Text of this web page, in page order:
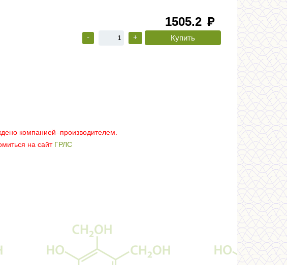
1505.2 руб
- +
компанией–производителем.
на сайт ГРЛС